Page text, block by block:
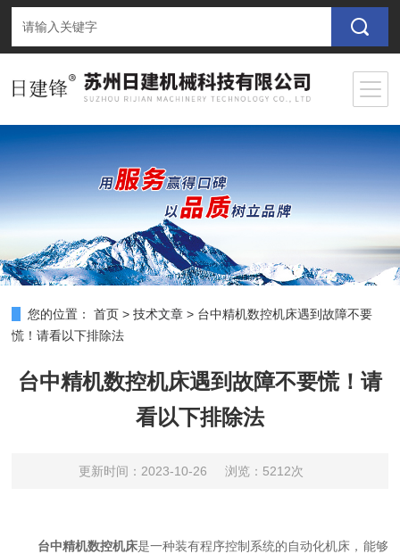
您的位置： 首页 >技术文章 > 台中精机数控机床遇到故障不要
慌！请看以下排除法
台中精机数控机床遇到故障不要慌！请
看以下排除法
更新时间：2023-10-26 浏览：5212次
台中精机数控机床是一种装有程序控制系统的自动化机床，能够